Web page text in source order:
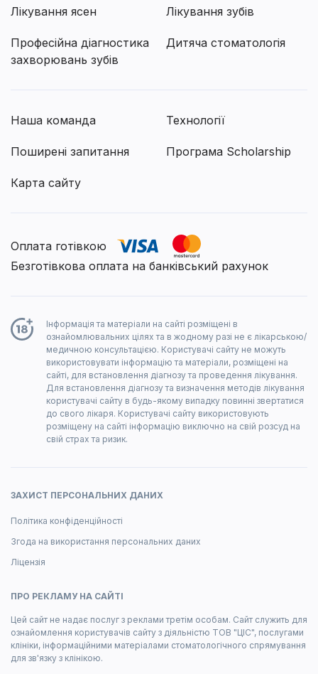
Лікування ясен Лікування зубів
Професійна діагностика
захворювань зубів
Дитяча стоматологія
Наша команда Технології
Поширені запитання Програма Scholarship
Карта сайту
Оплата готівкою
Безготівкова оплата на банківський рахунок
Інформація та матеріали на сайті розміщені в
ознайомлювальних цілях та в жодному разі не є лікарською/
медичною консультацією. Користувачі сайту не можуть
використовувати інформацію та матеріали, розміщені на
сайті, для встановлення діагнозу та проведення лікування.
Для встановлення діагнозу та визначення методів лікування
користувачі сайту в будь-якому випадку повинні звертатися
до свого лікаря. Користувачі сайту використовують
розміщену на сайті інформацію виключно на свій розсуд на
свій страх та ризик.
ЗАХИСТ ПЕРСОНАЛЬНИХ ДАНИХ
Політика конфіденційності
Згода на використання персональних даних
Ліцензія
ПРО РЕКЛАМУ НА САЙТІ
Цей сайт не надає послуг з реклами третім особам. Сайт служить для
ознайомлення користувачів сайту з діяльністю ТОВ "ЦІС", послугами
клініки, інформаційними матеріалами стоматологічного спрямування
для зв'язку з клінікою.